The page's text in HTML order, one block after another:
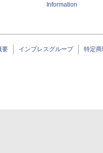
Information
要 インプレスグループ 特定